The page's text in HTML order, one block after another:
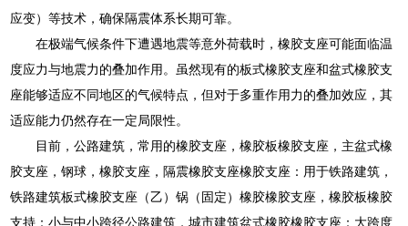
应变）等技术，确保隔震体系长期可靠。
在极端气候条件下遭遇地震等意外荷载时，橡胶支座可能面临温
度应力与地震力的叠加作用。虽然现有的板式橡胶支座和盆式橡胶支
座能够适应不同地区的气候特点，但对于多重作用力的叠加效应，其
适应能力仍然存在一定局限性。
目前，公路建筑，常用的橡胶支座，橡胶板橡胶支座，主盆式橡
胶支座，钢球，橡胶支座，隔震橡胶支座橡胶支座：用于铁路建筑，
铁路建筑板式橡胶支座（乙）锅（固定）橡胶橡胶支座，橡胶板橡胶
支持：小与中小跨径公路建筑，城市建筑盆式橡胶橡胶支座：大跨度